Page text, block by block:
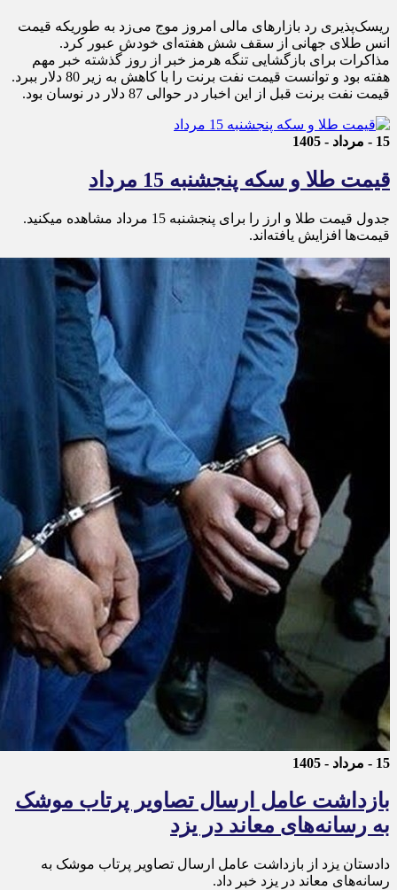
ریسک‌پذیری رد بازارهای مالی امروز موج می‌زد به طوریکه قیمت
انس طلای جهانی از سقف شش هفته‌ای خودش عبور کرد.
مذاکرات برای بازگشایی تنگه هرمز خبر از روز گذشته خبر مهم
هفته بود و توانست قیمت نفت برنت را با کاهش به زیر 80 دلار ببرد.
قیمت نفت برنت قبل از این اخبار در حوالی 87 دلار در نوسان بود.
15 - مرداد - 1405
قیمت طلا و سکه پنجشنبه 15 مرداد
جدول قیمت طلا و ارز را برای پنجشنبه 15 مرداد مشاهده میکنید.
قیمت‌ها افزایش یافته‌اند.
15 - مرداد - 1405
بازداشت عامل ارسال تصاویر پرتاب موشک
به رسانه‌های معاند در یزد
دادستان یزد از بازداشت عامل ارسال تصاویر پرتاب موشک به
رسانه‌های معاند در یزد خبر ‌داد.